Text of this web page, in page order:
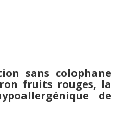
sans colophane
fruits rouges, la
de